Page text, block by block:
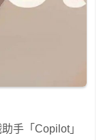
手「Copilot」